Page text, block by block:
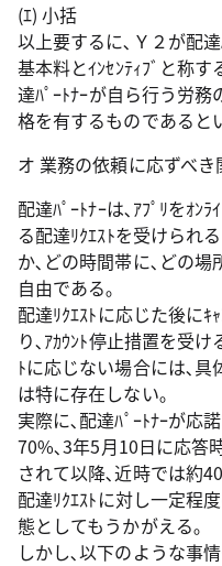
(ｴ) 小括
以上要するに､Ｙ２が配
基本料とｲﾝｾﾝﾃｨﾌﾞと称
達ﾊﾟｰﾄﾅｰが自ら行う労
格を有するものであると
オ 業務の依頼に応ずべき
配達ﾊﾟｰﾄﾅｰは､ｱﾌﾟﾘをｵﾝ
る配達ﾘｸｴｽﾄを受けられ
か､どの時間帯に､どの場
自由である｡
配達ﾘｸｴｽﾄに応じた後に
り､ｱｶｳﾝﾄ停止措置を受
ﾄに応じない場合には､
は特に存在しない｡
実際に､配達ﾊﾟｰﾄﾅｰが応
70%､3年5月10日に応答
されて以降､近時では約
配達ﾘｸｴｽﾄに対し一定程
態としてもうかがえる｡
しかし､以下のような事